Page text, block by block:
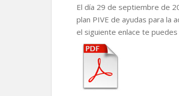
c
e
b
o
o
k
i
t
t
e
r
a
t
s
A
p
p
y
L
i
m
p
a
r
El día 29 de septiembre de
plan PIVE de ayudas para la
el siguiente enlace te